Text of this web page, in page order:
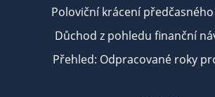
Poloviční krácení
Důchod z pohledu finanční
Přehled: Odpracované roky